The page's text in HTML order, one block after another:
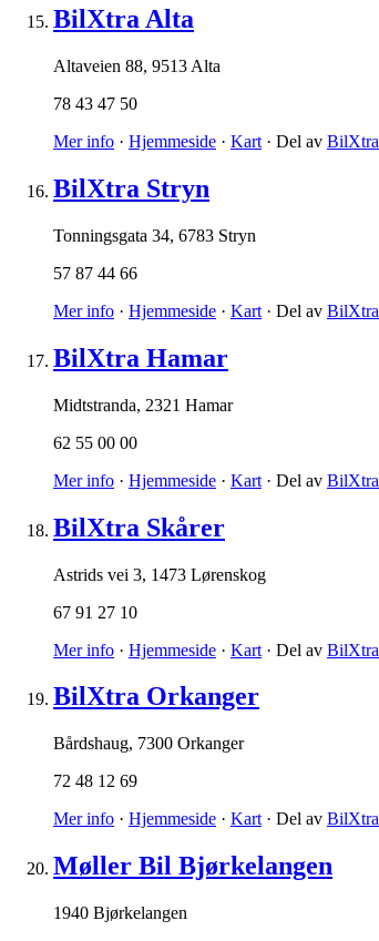
BilXtra Alta
Altaveien 88, 9513 Alta
78 43 47 50
Mer info · Hjemmeside · Kart · Del av BilXtra
BilXtra Stryn
Tonningsgata 34, 6783 Stryn
57 87 44 66
Mer info · Hjemmeside · Kart · Del av BilXtra
BilXtra Hamar
Midtstranda, 2321 Hamar
62 55 00 00
Mer info · Hjemmeside · Kart · Del av BilXtra
BilXtra Skårer
Astrids vei 3, 1473 Lørenskog
67 91 27 10
Mer info · Hjemmeside · Kart · Del av BilXtra
BilXtra Orkanger
Bårdshaug, 7300 Orkanger
72 48 12 69
Mer info · Hjemmeside · Kart · Del av BilXtra
Møller Bil Bjørkelangen
1940 Bjørkelangen